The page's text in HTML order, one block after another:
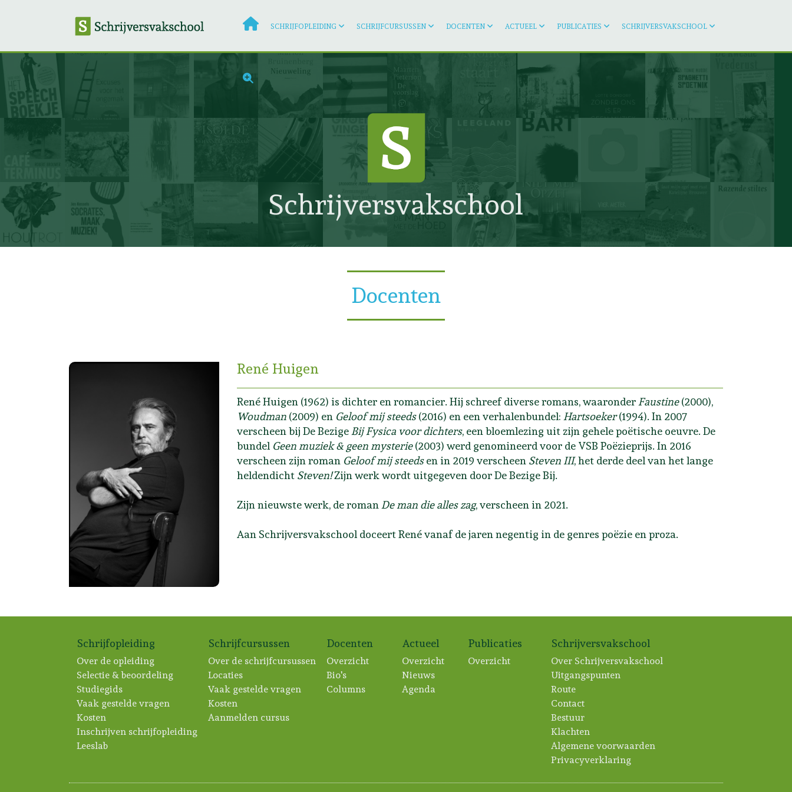
SCHRIJFOPLEIDING SCHRIJFCURSUSSEN DOCENTEN ACTUEEL PUBLICATIES SCHRIJVERSVAKSCHOOL
Schrijversvakschool
Docenten
René Huigen
René Huigen (1962) is dichter en romancier. Hij schreef diverse romans, waaronder Faustine(2000),
Woudman (2009) en Geloof mij steeds(2016) en een verhalenbundel: Hartsoeker(1994). In 2007
verscheen bij De Bezige Bij Fysica voor dichters, een bloemlezing uit zijn gehele poëtische oeuvre. De
bundel Geen muziek & geen mysterie(2003) werd genomineerd voor de VSB Poëzieprijs. In 2016
verscheen zijn roman Geloof mij steedsen in 2019 verscheen Steven III, het derde deel van het lange
heldendicht Steven!Zijn werk wordt uitgegeven door De Bezige Bij.
Zijn nieuwste werk, de roman De man die alles zag, verscheen in 2021.
Aan Schrijversvakschool doceert René vanaf de jaren negentig in de genres poëzie en proza.
Schrijfopleiding
Over de opleiding
Selectie & beoordeling
Studiegids
Vaak gestelde vragen
Kosten
Inschrijven schrijfopleiding
Leeslab
Schrijfcursussen
Over de schrijfcursussen
Locaties
Vaak gestelde vragen
Kosten
Aanmelden cursus
Docenten
Overzicht
Bio's
Columns
Actueel
Overzicht
Nieuws
Agenda
Publicaties
Overzicht
Schrijversvakschool
Over Schrijversvakschool
Uitgangspunten
Route
Contact
Bestuur
Klachten
Algemene voorwaarden
Privacyverklaring